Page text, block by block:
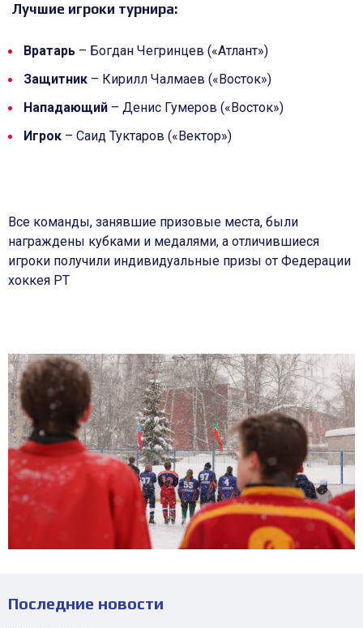
Лучшие игроки турнира:
Вратарь – Богдан Чегринцев («Атлант»)
Защитник – Кирилл Чалмаев («Восток»)
Нападающий – Денис Гумеров («Восток»)
Игрок – Саид Туктаров («Вектор»)
Все команды, занявшие призовые места, были
награждены кубками и медалями, а отличившиеся
игроки получили индивидуальные призы от Федерации
хоккея РТ
Последние новости